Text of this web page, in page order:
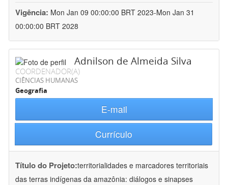
Vigência: Mon Jan 09 00:00:00 BRT 2023-Mon Jan 31
00:00:00 BRT 2028
Adnilson de Almeida Silva
COORDENADOR(A)
CIÊNCIAS HUMANAS
Geografia
E-mail
Currículo
Título do Projeto:territorialidades e marcadores territoriais
das terras indígenas da amazônia: diálogos e sinapses